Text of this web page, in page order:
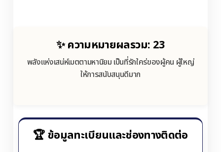
✨ ความหมายผลรวม: 23
พลังแห่งเสน่ห์เมตตามหานิยม เป็นที่รักใคร่ของผู้คน ผู้ใหญ่
ให้การสนับสนุนดีมาก
🏆 ข้อมูลทะเบียนและช่องทางติดต่อ